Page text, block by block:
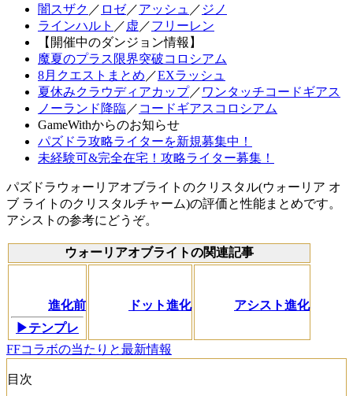
闇スザク ／ ロゼ／アッシュ ／ ジノ
ラインハルト ／ 虚 ／フリーレン
【開催中のダンジョン情報】
魔夏のプラス限界突破コロシアム
8月クエストまとめ ／EXラッシュ
夏休みクラウディアカップ／ ワンタッチコードギアス
ノーランド降臨／ コードギアスコロシアム
GameWithからのお知らせ
パズドラ攻略ライターを新規募集中！
未経験可&完全在宅！攻略ライター募集！
パズドラウォーリアオブライトのクリスタル(ウォーリア オ
ブ ライトのクリスタルチャーム)の評価と性能まとめです。
アシストの参考にどうぞ。
ウォーリアオブライトの関連記事
進化前
▶テンプレ
ドット進化 アシスト進化
FFコラボの当たりと最新情報
目次